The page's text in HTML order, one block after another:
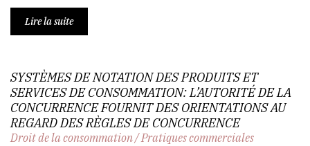
Lire la suite
SYSTÈMES DE NOTATION DES PRODUITS ET
SERVICES DE CONSOMMATION: L’AUTORITÉ DE LA
CONCURRENCE FOURNIT DES ORIENTATIONS AU
REGARD DES RÈGLES DE CONCURRENCE
Droit de la consommation/Pratiques commerciales